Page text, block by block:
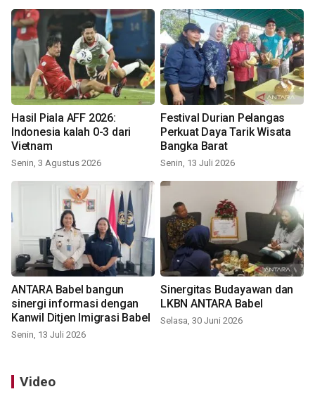
Hasil Piala AFF 2026:
Indonesia kalah 0-3 dari
Vietnam
Senin, 3 Agustus 2026
Festival Durian Pelangas
Perkuat Daya Tarik Wisata
Bangka Barat
Senin, 13 Juli 2026
ANTARA Babel bangun
sinergi informasi dengan
Kanwil Ditjen Imigrasi Babel
Senin, 13 Juli 2026
Sinergitas Budayawan dan
LKBN ANTARA Babel
Selasa, 30 Juni 2026
Video